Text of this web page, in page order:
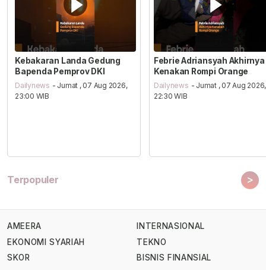
Kebakaran Landa Gedung
Bapenda Pemprov DKI
Dailynews - Jumat , 07 Aug 2026,
23:00 WIB
Febrie Adriansyah Akhirnya
Kenakan Rompi Orange
Dailynews - Jumat , 07 Aug 2026,
22:30 WIB
Terpopuler >
AMEERA
EKONOMI SYARIAH
SKOR
INTERNASIONAL
TEKNO
BISNIS FINANSIAL